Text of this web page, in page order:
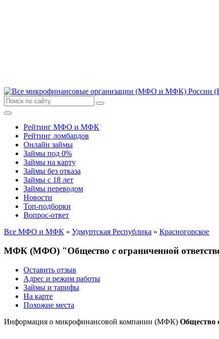
Рейтинг МФО и МФК
Рейтинг ломбардов
Онлайн займы
Займы под 0%
Займы на карту
Займы без отказа
Займы с 18 лет
Займы переводом
Новости
Топ-подборки
Вопрос-ответ
Все МФО и МФК » Удмуртская Республика » Красногорское
МФК (МФО) "Общество с ограниченной
Оставить отзыв
Адрес и режим работы
Займы и тарифы
На карте
Похожие места
Информация о микрофинансовой компании (МФК) Общество